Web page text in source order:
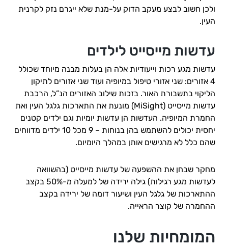
ולכן חשוב לבצע מעקב הדוק על-מנת שלא ייגרם נזק לקרנית
העין.
עדשות מייסייט לילדים
עדשות מגע רכות וייעודיות אלה הן בעלות מבנה מיוחד שכולל
4 אזורים: שני אזורי טיפול במיופיה ועוד שני אזורים לתיקון
הליקוי בתשבורת האור. בזכות שילוב האזורים הנ”ל, הרכבת
עדשות מייסייט (MiSight) מונעת את התארכות גלגל העין ואת
החמרת המיופיה. העדשות הן עדשות יומיות וגם ילדים קטנים
יחסית יכולים להשתמש בהן בנוחות – 9 מכל 10 ילדים מדווחים
שהם כלל לא מרגישים אותן במהלך היומיום.
מחקר שבחן את ההשפעה של עדשות מייסייט (בהשוואה
לעדשות מגע רגילות) גילה ירידה של למעלה מ-50% בקצב
ההתארכות של גלגל העין ושיעור דומה של ירידה בקצב
ההחמרה של קוצר הראייה.
המומחיות שלנו